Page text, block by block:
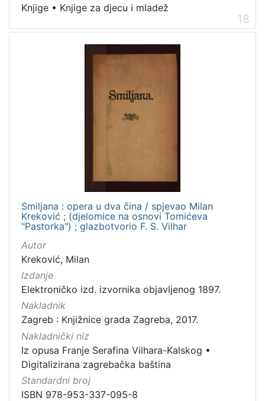
Knjige • Knjige za djecu i mladež
18
Smiljana : opera u dva čina / spjevao Milan
Kreković ; (djelomice na osnovi Tomićeva
"Pastorka") ; glazbotvorio F. S. Vilhar
Autor
Kreković, Milan
Izdanje
Elektroničko izd. izvornika objavljenog 1897.
Nakladnik
Zagreb : Knjižnice grada Zagreba, 2017.
Nakladnički niz
Iz opusa Franje Serafina Vilhara-Kalskog •
Digitalizirana zagrebačka baština
Standardni broj
ISBN 978-953-337-095-8